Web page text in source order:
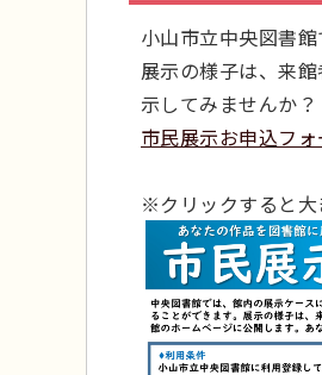
小山市立中央図書
展示の様子は、来
示してみませんか？
市民展示お申込フ
※クリックすると大